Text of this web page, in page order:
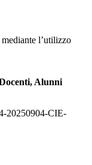
l’utilizzo
Alunni
20250904-CIE-